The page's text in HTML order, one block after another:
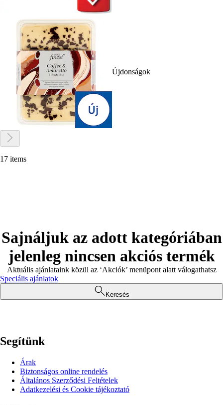
Újdonságok
17 items
Sajnáljuk az adott kategóriában
jelenleg nincsen akciós termék
Aktuális ajánlataink közül az ‘Akciók’ menüpont alatt válogathatsz
Speciális ajánlatok
Keresés
Segítünk
Árak
Biztonságos online rendelés
Általános Szerződési Feltételek
Adatkezelési és Cookie tájékoztató